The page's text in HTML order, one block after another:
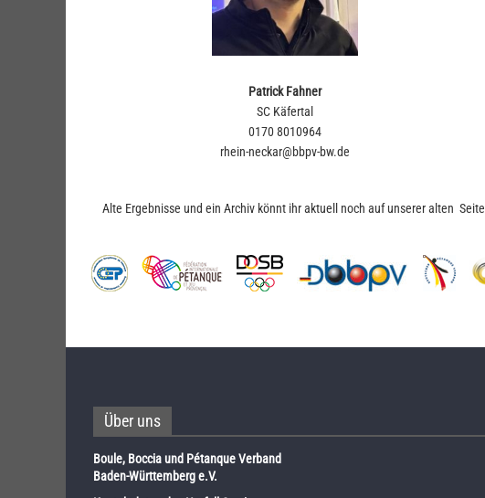
Patrick Fahner
SC Käfertal
0170 8010964
rhein-neckar@bbpv-bw.de
Alte Ergebnisse und ein Archiv könnt ihr aktuell noch auf unserer alten Seite
Über uns
Boule, Boccia und Pétanque Verband
Baden-Württemberg e.V.